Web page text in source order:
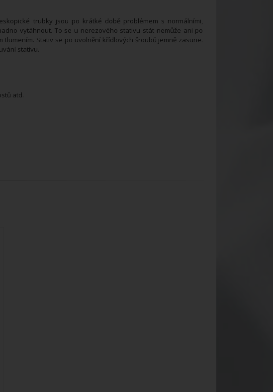
trubky jsou po krátké době problémem s normálními,
vytáhnout. To se u nerezového stativu stát nemůže ani po
Stativ se po uvolnění křídlových šroubů jemně zasune.
stativu.
atd.